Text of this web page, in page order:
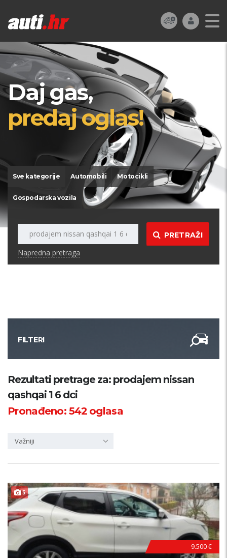
Daj gas,
predaj oglas!
Sve kategorije Automobili Motocikli
Gospodarska vozila
PRETRAŽI
Napredna pretraga
FILTERI
Kategorija
Županija
Rezultati pretrage za: prodajem nissan
qashqai 1 6 dci
Pronađeno:542oglasa
Važniji
5 ZAMJENA
9.500 €